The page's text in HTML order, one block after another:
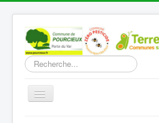
Rechercher
Basculer